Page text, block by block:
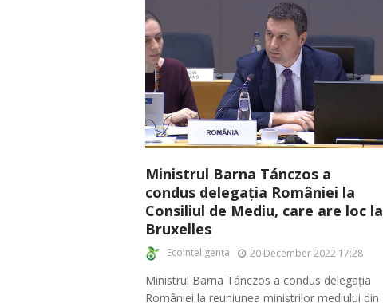
Ministrul Barna Tánczos a
condus delegația României la
Consiliul de Mediu, care are loc la
Bruxelles
Ecointeligența 20 December 2022 17:28
Ministrul Barna Tánczos a condus delegația
României la reuniunea miniștrilor mediului din